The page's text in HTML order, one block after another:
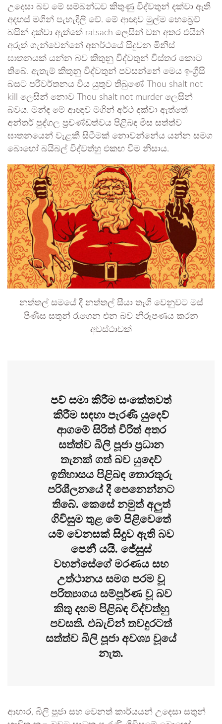
උදෙසා බව මේ සම්බන්ධව කිතුණු විද්වතුන් දක්වා ඇති
අදහස් මගින් පැහැදිලි වේ. මේ ආඥාව මුල්ම හෙබ්‍රෙව්
බසින් දක්වා ඇත්තේ ratsach ලෙසින් වන අතර එයින්
අරුත් ගැන්වෙන්නේ අනර්ථයේ සිදුවන මිනිස්
ඝාතනයක් යන්න බව කිතුනු විද්වතුන් විස්තර කොට
තිබේ. ඇතැම් කිතුනු විද්වතුන් පවසන්නේ මෙය ඉංග්‍රීසි
බසට පරිවර්තනය විය යුතුව තිබුණේ Thou shalt not
kill ලෙසින් නොව Thou shalt not murder ලෙසින්
බවය. මන්ද මේ ආඥාව මගින් අර්ථ දක්වා ඇත්තේ
අන්තර් පුද්ගල ප්‍රචණ්ඩත්වය පිළිබඳ මිස සත්ත්ව
ඝාතනයෙන් වැළකී සිටීමක් නොවන්නේය යන්න සමග
බොහෝ බයිබල් විද්වත්හු එකඟ වීම නිසාය.
නත්තල් සමයේ දී නත්තල් සීයා තෑගි වෙනුවට මස්
පිණිස සතුන් රැගෙන එන බව නිරූපණය කරන
අවස්ථාවක්
පව් සමා කිරීම සංකේතවත්
කිරීම සඳහා පැරණි යුදෙව්
ආගමේ සිරිත් විරිත් අතර
සත්ත්ව බිලි පූජා ප්‍රධාන
තැනක් ගත් බව යුදෙව්
ඉතිහාසය පිළිබඳ තොරතුරු
පරිශීලනයේ දී පෙනෙන්නට
තිබේ. කෙසේ නමුත් අලුත්
ගිවිසුම තුළ මේ පිළිවෙතේ
යම් වෙනසක් සිදුව ඇති බව
පෙනී යයි. ජේසුස්
වහන්සේගේ මරණය සහ
උත්ථානය සමග පරම වූ
පරිත්‍යාගය සම්පූර්ණ වූ බව
කිතු දහම පිළිබඳ විද්වත්හු
පවසති. එබැවින් තවදුරටත්
සත්ත්ව බිලි පූජා අවශ්‍ය වූයේ
නැත.
ආහාර, බිලි පූජා සහ වෙනත් කාර්යයන් උදෙසා සතුන්